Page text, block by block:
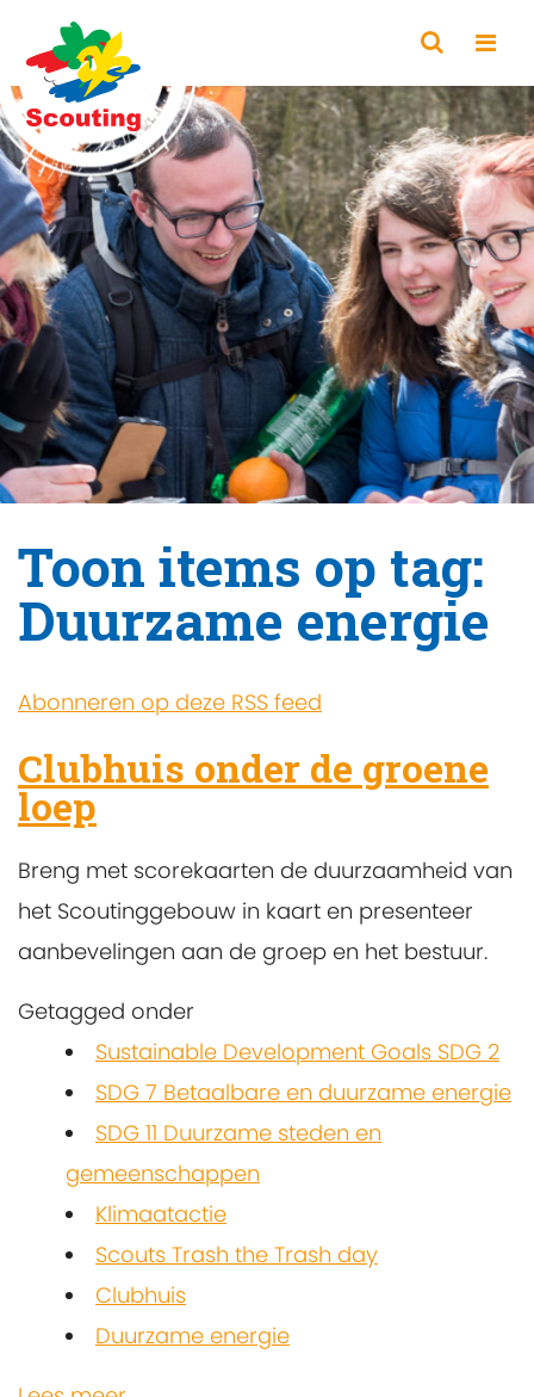
Toon items op tag:
Duurzame energie
Abonneren op deze RSS feed
Clubhuis onder de groene
loep
Breng met scorekaarten de duurzaamheid van
het Scoutinggebouw in kaart en presenteer
aanbevelingen aan de groep en het bestuur.
Getagged onder
Sustainable Development Goals SDG 2
SDG 7 Betaalbare en duurzame energie
SDG 11 Duurzame steden en
gemeenschappen
Klimaatactie
Scouts Trash the Trash day
Clubhuis
Duurzame energie